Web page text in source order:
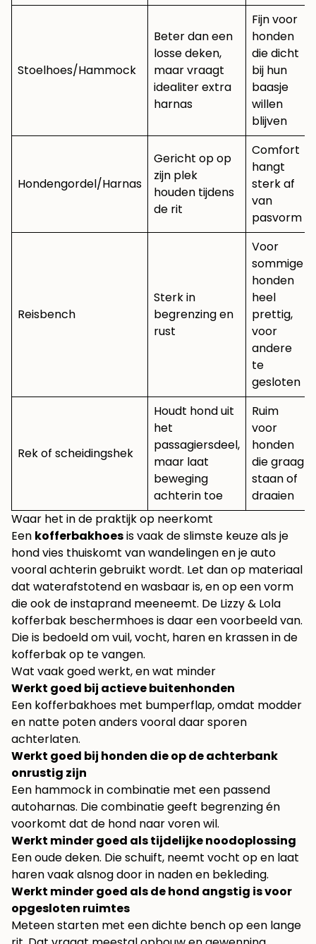
Stoelhoes/Hammock
Beter dan een
losse deken,
maar vraagt
idealiter extra
harnas
Fijn voor
honden
die dicht
bij hun
baasje
willen
blijven
Hondengordel/Harnas
Gericht op op
zijn plek
houden tijdens
de rit
Comfort
hangt
sterk af
van
pasvorm
Reisbench
Sterk in
begrenzing en
rust
Voor
sommige
honden
heel
prettig,
voor
andere
te
gesloten
Rek of scheidingshek
Houdt hond uit
het
passagiersdeel,
maar laat
beweging
achterin toe
Ruim
voor
honden
die graag
staan of
draaien
Waar het in de praktijk op neerkomt
Een kofferbakhoesis vaak de slimste keuze als je
hond vies thuiskomt van wandelingen en je auto
vooral achterin gebruikt wordt. Let dan op materiaal
dat waterafstotend en wasbaar is, en op een vorm
die ook de instaprand meeneemt. De Lizzy & Lola
kofferbak beschermhoesis daar een voorbeeld van.
Die is bedoeld om vuil, vocht, haren en krassen in de
kofferbak op te vangen.
Wat vaak goed werkt, en wat minder
Werkt goed bij actieve buitenhonden
Een kofferbakhoes met bumperflap, omdat modder
en natte poten anders vooral daar sporen
achterlaten.
Werkt goed bij honden die op de achterbank
onrustig zijn
Een hammock in combinatie met een passend
autoharnas. Die combinatie geeft begrenzing én
voorkomt dat de hond naar voren wil.
Werkt minder goed als tijdelijke noodoplossing
Een oude deken. Die schuift, neemt vocht op en laat
haren vaak alsnog door in naden en bekleding.
Werkt minder goed als de hond angstig is voor
opgesloten ruimtes
Meteen starten met een dichte bench op een lange